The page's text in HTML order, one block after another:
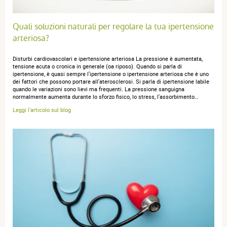
publié le 22 février 2026 suite à une
commande du 28 janvier 2026
5 / 5
Le produit que j'ai acheté c'est le sel diététique D, certes
j'ai l'habitude de prendre celui en carton mais c'est venu
sous une forme que je ne connaissais pas. Le prix en
est abordable mais c'est le coût du transport jusqu'à ma
destination au Canada qui a augmenté les enchères.
publié le 28 janvier 2026 suite à une commande du 08
Très bien. Je l'utilise depuis de nombreuses années
suite à une corticothérapie.
Quali soluzioni naturali per regolare la tua ipertensione
arteriosa?
Disturbi cardiovascolari e ipertensione arteriosa La pressione è aumentata,
tensione acuta o cronica in generale (oa riposo). Quando si parla di
ipertensione, è quasi sempre l'ipertensione o ipertensione arteriosa che è uno
dei fattori che possono portare all'aterosclerosi. Si parla di ipertensione labile
quando le variazioni sono lievi ma frequenti. La pressione sanguigna
normalmente aumenta durante lo sforzo fisico, lo stress, l'assorbimento…
Leggi l'articolo sul blog